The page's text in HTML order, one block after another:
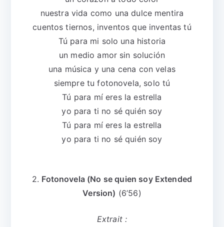
nuestra vida como una dulce mentira
cuentos tiernos, inventos que inventas tú
Tú para mi solo una historia
un medio amor sin solución
una música y una cena con velas
siempre tu fotonovela, solo tú
Tú para mí eres la estrella
yo para ti no sé quién soy
Tú para mí eres la estrella
yo para ti no sé quién soy
2. Fotonovela (No se quien soy Extended
Version) (6’56)
Extrait :